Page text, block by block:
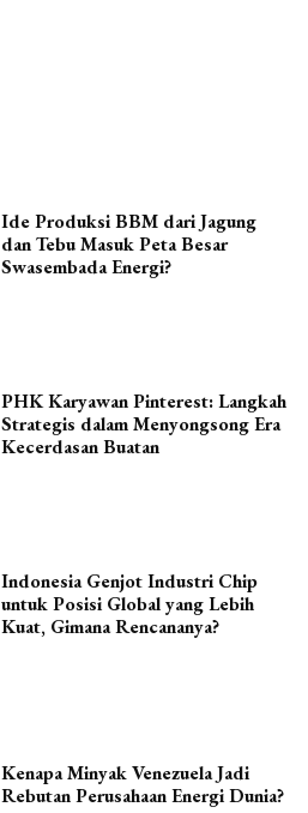
Ide Produksi BBM dari Jagung
dan Tebu Masuk Peta Besar
Swasembada Energi?
PHK Karyawan Pinterest: Langkah
Strategis dalam Menyongsong Era
Kecerdasan Buatan
Indonesia Genjot Industri Chip
untuk Posisi Global yang Lebih
Kuat, Gimana Rencananya?
Kenapa Minyak Venezuela Jadi
Rebutan Perusahaan Energi Dunia?